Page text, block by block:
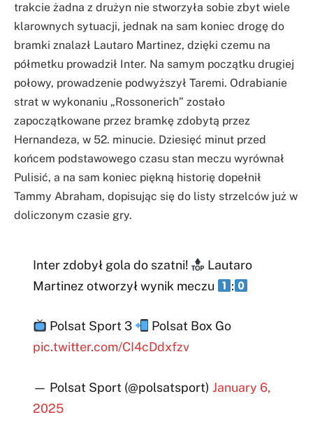
trakcie żadna z drużyn nie stworzyła sobie zbyt wiele
klarownych sytuacji, jednak na sam koniec drogę do
bramki znalazł Lautaro Martinez, dzięki czemu na
półmetku prowadził Inter. Na samym początku drugiej
połowy, prowadzenie podwyższył Taremi. Odrabianie
strat w wykonaniu „Rossonerich” zostało
zapoczątkowane przez bramkę zdobytą przez
Hernandeza, w 52. minucie. Dziesięć minut przed
końcem podstawowego czasu stan meczu wyrównał
Pulisić, a na sam koniec piękną historię dopełnił
Tammy Abraham, dopisując się do listy strzelców już w
doliczonym czasie gry.
Inter zdobył gola do szatni!
Lautaro
Martinez otworzył wynik meczu
:
Polsat Sport 3
Polsat Box Go
pic.twitter.com/CI4cDdxfzv
— Polsat Sport (@polsatsport) January 6,
2025